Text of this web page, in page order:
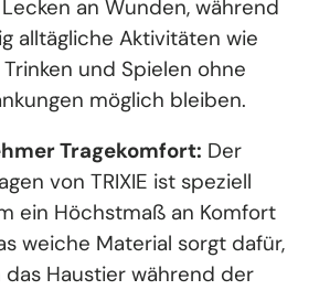
an Wunden, während
alltägliche Aktivitäten wie
Trinken und Spielen ohne
möglich bleiben.
Tragekomfort: Der
von TRIXIE ist speziell
ein Höchstmaß an Komfort
weiche Material sorgt dafür,
das Haustier während der